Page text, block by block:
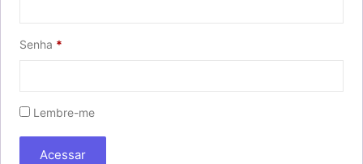
Senha *
Lembre-me
Acessar